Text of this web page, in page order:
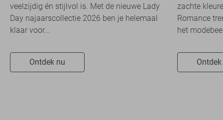
veelzijdig én stijlvol is. Met de nieuwe Lady
Day najaarscollectie 2026 ben je helemaal
klaar voor...
Ontdek nu
zachte
Romance
het